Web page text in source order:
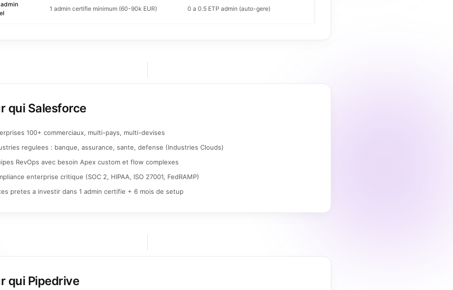
1 admin certifie minimum (60-90k EUR) 0 a 0.5 ETP admin (auto-gere)
qui Salesforce
100+ commerciaux, multi-pays, multi-devises
regulees : banque, assurance, sante, defense (Industries Clouds)
RevOps avec besoin Apex custom et flow complexes
enterprise critique (SOC 2, HIPAA, ISO 27001, FedRAMP)
pretes a investir dans 1 admin certifie + 6 mois de setup
qui Pipedrive